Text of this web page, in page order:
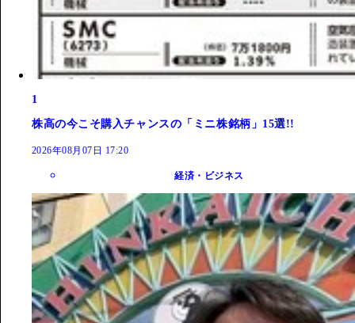
1
株高の今こそ購入チャンスの「ミニ株銘柄」15選!!
2026年08月07日 17:20
経済・ビジネス